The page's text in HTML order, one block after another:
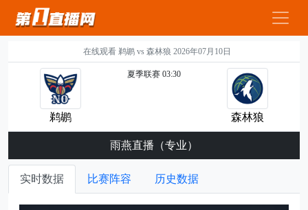
在线观看 鹈鹕 vs 森林狼 2026年07月10日
鹈鹕
夏季联赛 03:30
森林狼
雨燕直播（专业）
实时数据 比赛阵容 历史数据